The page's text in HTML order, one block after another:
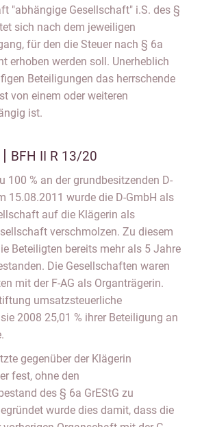
"abhängige Gesellschaft" i.S. des §
sich nach dem jeweiligen
für den die Steuer nach § 6a
erhoben werden soll. Unerheblich
Beteiligungen das herrschende
von einem oder weiteren
ist.
BFH II R 13/20
100 % an der grundbesitzenden D-
15.08.2011 wurde die D-GmbH als
auf die Klägerin als
verschmolzen. Zu diesem
Beteiligten bereits mehr als 5 Jahre
Die Gesellschaften waren
mit der F-AG als Organträgerin.
umsatzsteuerliche
2008 25,01 % ihrer Beteiligung an
gegenüber der Klägerin
fest, ohne den
des § 6a GrEStG zu
wurde dies damit, dass die